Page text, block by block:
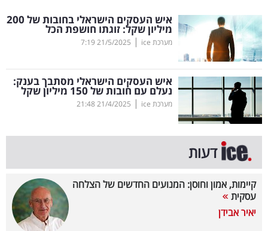
דיגיטל
וטק
שיווק
ופרסום
משפט
מדדים
ומחקרים
דעות
רכילות
איש העסקים הישראלי בחובות של 200
מיליון שקל: זוגתו חושפת הכל
מערכת ice |
21/5/2025
7:19
איש העסקים הישראלי מסתבך בענק:
נעלם עם חובות של 150 מיליון שקל
מערכת ice |
21/4/2025
21:48
דעות
קיימות, אמון וחוסן: המנועים החדשים של הצלחה
עסקית
יאיר אבידן